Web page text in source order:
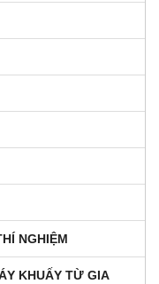
NGHIỆM
KHUẤY TỪ GIA